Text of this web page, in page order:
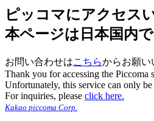
ピッコマにアクセス
本ページは日本国内
お問い合わせはこちらからお願い
Thank you for accessing the Piccoma
Unfortunately, this service can only be
For inquiries, please click here.
Kakao piccoma Corp.